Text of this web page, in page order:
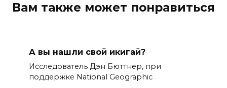
Вам также может понравиться
А вы нашли свой икигай?
Исследователь Дэн Бюттнер, при
поддержке National Geographic